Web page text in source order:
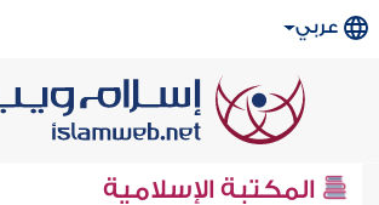
عربي
المكتبة الإسلامية